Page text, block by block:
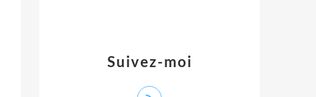
Suivez-moi